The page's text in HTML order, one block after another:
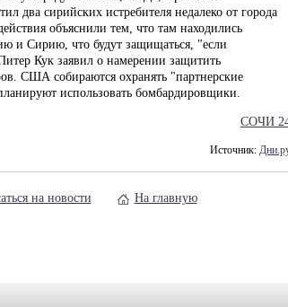
два сирийских истребителя недалеко от города
объяснили тем, что там находились
и Сирию, что будут защищаться, "если
Кук заявил о намерении защитить
США собираются охранять "партнерские
использовать бомбардировщики.
СОЧИ
Источник:
на новости На главную